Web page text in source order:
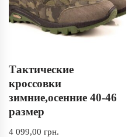
Тактические
кроссовки
зимние,осенние 40-46
размер
4 099,00 грн.